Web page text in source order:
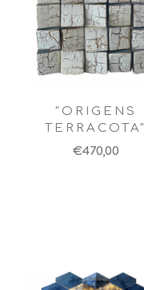
"ORIGENS
TERRACOTA"
€470,00